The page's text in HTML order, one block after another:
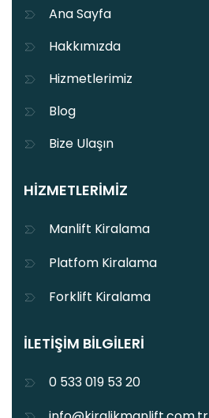
Ana Sayfa
Hakkımızda
Hizmetlerimiz
Blog
Bize Ulaşın
HIZMETLERIMIZ
Manlift Kiralama
Platfom Kiralama
Forklift Kiralama
İLETIŞIM BILGILERI
0 533 019 53 20